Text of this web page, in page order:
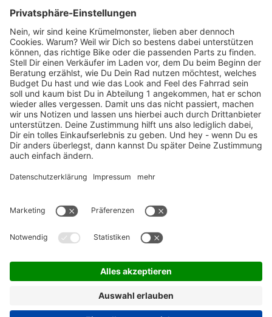
Marken-Highlights
TOP-Marken
ZAHLUNGSARTEN / RATENKAUF
FÜR ARBEITGEBER & ARBEITNEHMER